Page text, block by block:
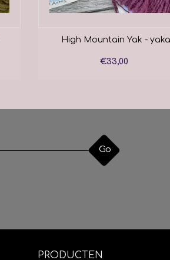
High Mountain Yak - yaka
€33,00
Go
PRODUCTEN